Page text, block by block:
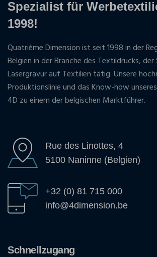
Spezialist für
1998!
Quatrième Dimension ist seit 1998 in der
Belgien in der Branche des Textildrucks,
Lasergravur auf Textilien tätig. Unsere
Produktionslinie und das Know-how
4D zu einem der belgischen Marktführer.
Rue des Linottes, 4
5100 Naninne (Belgien)
+32 (0) 81 715 000
info@4dimension.be
Schnellzugang